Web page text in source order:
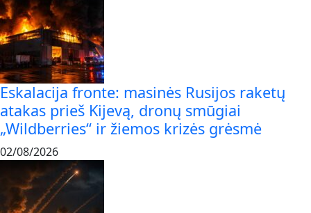
Eskalacija fronte: masinės Rusijos raketų
atakas prieš Kijevą, dronų smūgiai
„Wildberries“ ir žiemos krizės grėsmė
02/08/2026